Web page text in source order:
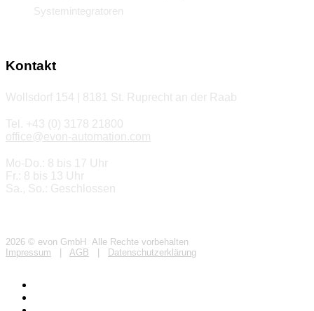
Systemintegratoren
Kontakt
Wollsdorf 154 | 8181 St. Ruprecht an der Raab
Tel. +43 (0) 3178 21800
office@evon-automation.com
Mo-Do.: 8 bis 17 Uhr
Fr.: 8 bis 13 Uhr
Sa., So.: Geschlossen
2026 © evon GmbH Alle Rechte vorbehalten
Impressum
AGB Datenschutzerklärung